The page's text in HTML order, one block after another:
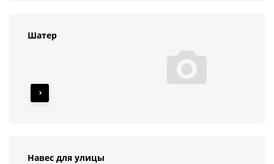
Шатер
Навес для улицы